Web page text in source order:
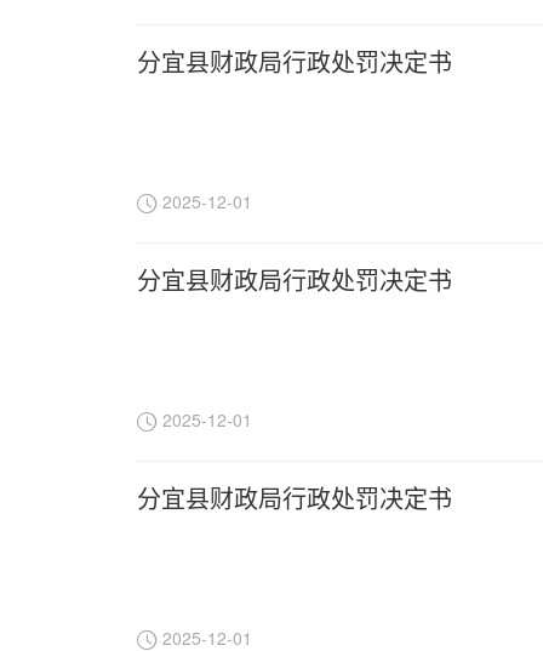
分宜县财政局行政处罚决定书
2025-12-01
分宜县财政局行政处罚决定书
2025-12-01
分宜县财政局行政处罚决定书
2025-12-01